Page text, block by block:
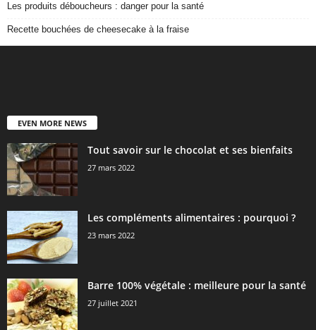
Les produits déboucheurs : danger pour la santé
Recette bouchées de cheesecake à la fraise
EVEN MORE NEWS
Tout savoir sur le chocolat et ses bienfaits
27 mars 2022
Les compléments alimentaires : pourquoi ?
23 mars 2022
Barre 100% végétale : meilleure pour la santé
27 juillet 2021